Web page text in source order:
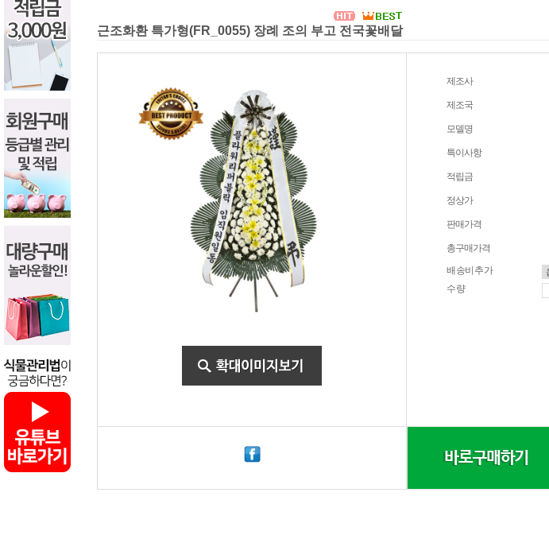
근조화환 특가형(FR_0055) 장례 조의 부고 전국꽃배달
제조사
제조국
모델명
특이사항
적립금
정상가
판매가격
총구매가격
배송비추가
수량